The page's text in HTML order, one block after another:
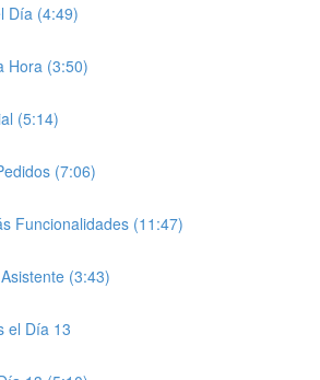
Día (4:49)
Hora (3:50)
(5:14)
(7:06)
Funcionalidades (11:47)
(3:43)
el Día 13